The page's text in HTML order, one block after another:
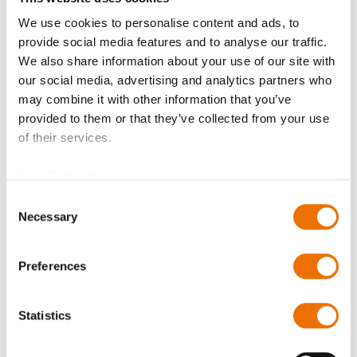
We use cookies to personalise content and ads, to
provide social media features and to analyse our traffic.
We also share information about your use of our site with
our social media, advertising and analytics partners who
may combine it with other information that you’ve
provided to them or that they’ve collected from your use
of their services.
Selection
Necessary
Preferences
Statistics
Jetzt anmelden
Für mehr Produktdetails bitte Variante
auswählen!
N-OM 018-066 (200862330), N-OM 098-129
215 (200741805),